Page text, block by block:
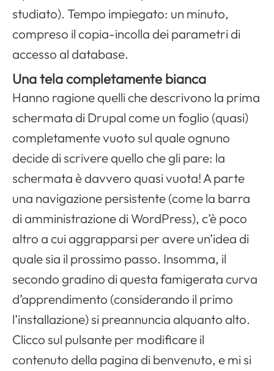
studiato). Tempo impiegato: un minuto,
compreso il copia-incolla dei parametri di
accesso al database.
Una tela completamente bianca
Hanno ragione quelli che descrivono la prima
schermata di Drupal come un foglio (quasi)
completamente vuoto sul quale ognuno
decide di scrivere quello che gli pare: la
schermata è davvero quasi vuota! A parte
una navigazione persistente (come la barra
di amministrazione di WordPress), c’è poco
altro a cui aggrapparsi per avere un’idea di
quale sia il prossimo passo. Insomma, il
secondo gradino di questa famigerata curva
d’apprendimento (considerando il primo
l’installazione) si preannuncia alquanto alto.
Clicco sul pulsante per modificare il
contenuto della pagina di benvenuto, e mi si